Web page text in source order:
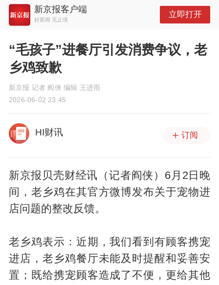
新京报客户端
好新闻 无止境
立即打开
“毛孩子”进餐厅引发消费争议，老
乡鸡致歉
新京报 记者 阎侠 编辑 王进雨
2026-06-02 23:45
HI财讯 订阅
新京报贝壳财经讯（记者阎侠）6月2日晚
间，老乡鸡在其官方微博发布关于宠物进
店问题的整改反馈。
老乡鸡表示：近期，我们看到有顾客携宠
进店，老乡鸡餐厅未能及时提醒和妥善安
置；既给携宠顾客造成了不便，更给其他